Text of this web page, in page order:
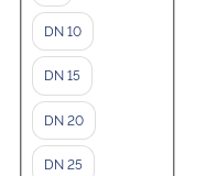
DN 10
DN 15
DN 20
DN 25